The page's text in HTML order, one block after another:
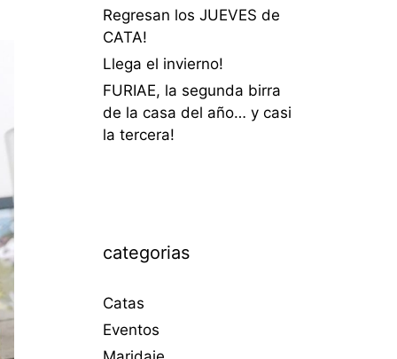
Regresan los JUEVES de
CATA!
Llega el invierno!
FURIAE, la segunda birra
de la casa del año… y casi
la tercera!
categorias
Catas
Eventos